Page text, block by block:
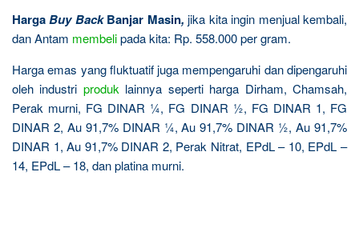
HargaBuy BackBanjar Masin,jika kita ingin menjual kembali,
dan Antam membelipada kita: Rp. 558.000 per gram.
Harga emas yang fluktuatif juga mempengaruhi dan dipengaruhi
oleh industri produk lainnya seperti harga Dirham, Chamsah,
Perak murni, FG DINAR ¼, FG DINAR ½, FG DINAR 1, FG
DINAR 2, Au 91,7% DINAR ¼, Au 91,7% DINAR ½, Au 91,7%
DINAR 1, Au 91,7% DINAR 2, Perak Nitrat, EPdL – 10, EPdL –
14, EPdL – 18, dan platina murni.